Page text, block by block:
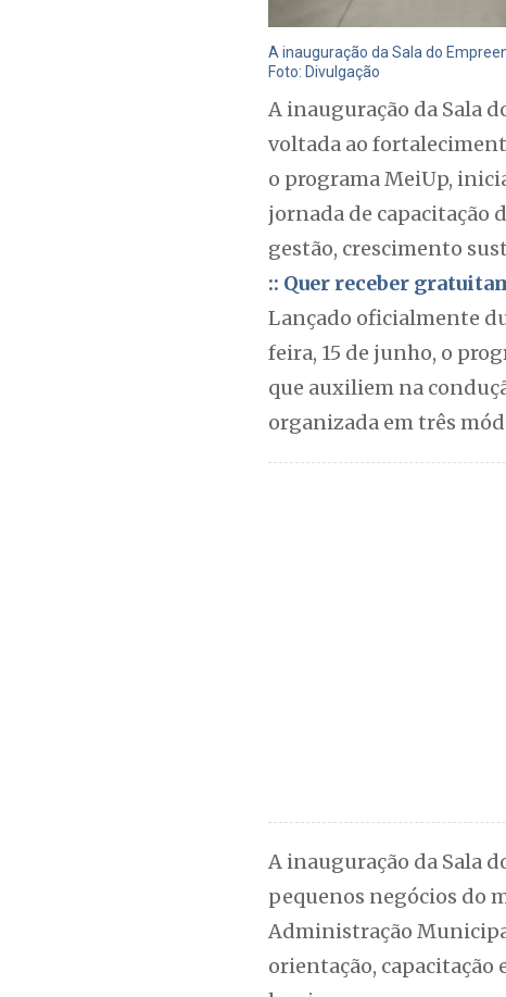
A inauguração da Sala do
Foto: Divulgação
A inauguração da Sala
voltada ao
o programa MeiUp,
jornada de capacitação
gestão, crescimento
:: Quer receber
Lançado oficialmente
feira, 15 de junho, o
que auxiliem na
organizada em três
A inauguração da Sala
pequenos negócios do
Administração
orientação,